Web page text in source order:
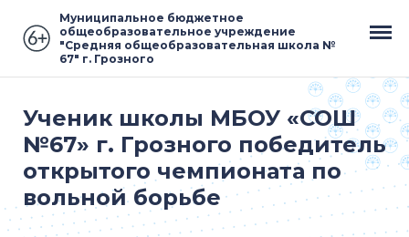
Муниципальное бюджетное
общеобразовательное учреждение
"Средняя общеобразовательная школа №
67" г. Грозного
Ученик школы МБОУ «СОШ
№67» г. Грозного победитель
открытого чемпионата по
вольной борьбе